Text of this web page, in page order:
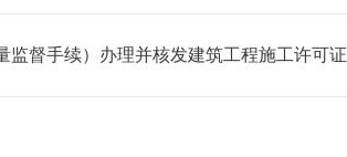
督手续）办理并核发建筑工程施工许可证